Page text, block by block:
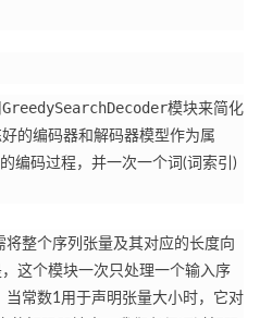
GreedySearchDecoder模块来简化
的编码器和解码器模型作为属
编码过程，并一次一个词(词索引)
整个序列张量及其对应的长度向
这个模块一次只处理一个输入序
当常数1用于声明张量大小时，它对